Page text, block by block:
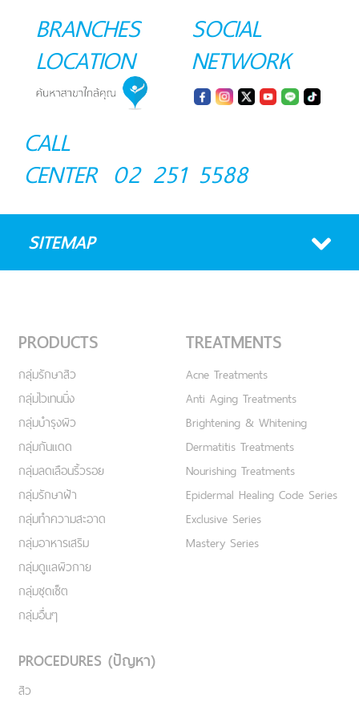
BRANCHES
LOCATION
SOCIAL
NETWORK
CALL
CENTER 02 251 5588
SITEMAP
PRODUCTS
กลุ่มรักษาสิว
กลุ่มไวเทนนิ่ง
กลุ่มบำรุงผิว
กลุ่มกันแดด
กลุ่มลดเลือนริ้วรอย
กลุ่มรักษาฝ้า
กลุ่มทำความสะอาด
กลุ่มอาหารเสริม
กลุ่มดูแลผิวกาย
กลุ่มชุดเซ็ต
กลุ่มอื่นๆ
TREATMENTS
Acne Treatments
Anti Aging Treatments
Brightening & Whitening
Dermatitis Treatments
Nourishing Treatments
Epidermal Healing Code Series
Exclusive Series
Mastery Series
PROCEDURES (ปัญหา)
สิว